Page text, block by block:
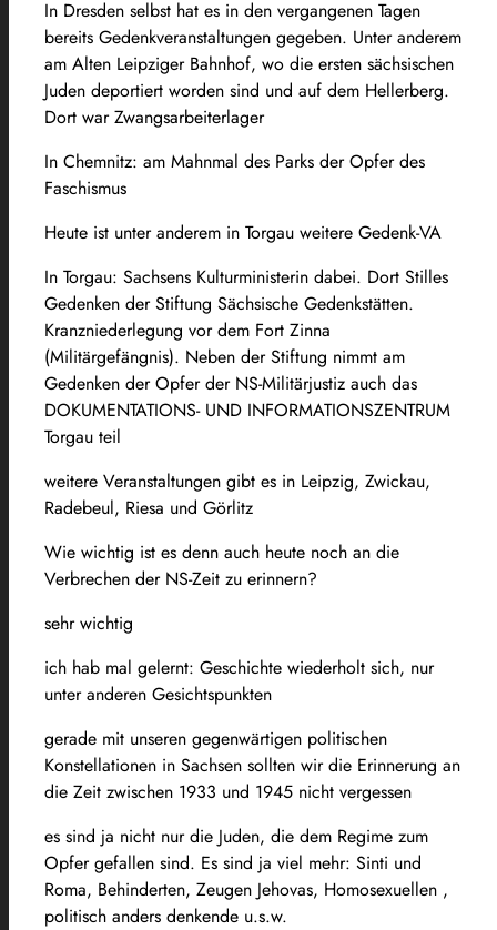
In Dresden selbst hat es in den vergangenen Tagen
bereits Gedenkveranstaltungen gegeben. Unter anderem
am Alten Leipziger Bahnhof, wo die ersten sächsischen
Juden deportiert worden sind und auf dem Hellerberg.
Dort war Zwangsarbeiterlager
In Chemnitz: am Mahnmal des Parks der Opfer des
Faschismus
Heute ist unter anderem in Torgau weitere Gedenk-VA
In Torgau: Sachsens Kulturministerin dabei. Dort Stilles
Gedenken der Stiftung Sächsische Gedenkstätten.
Kranzniederlegung vor dem Fort Zinna
(Militärgefängnis). Neben der Stiftung nimmt am
Gedenken der Opfer der NS-Militärjustiz auch das
DOKUMENTATIONS- UND INFORMATIONSZENTRUM
Torgau teil
weitere Veranstaltungen gibt es in Leipzig, Zwickau,
Radebeul, Riesa und Görlitz
Wie wichtig ist es denn auch heute noch an die
Verbrechen der NS-Zeit zu erinnern?
sehr wichtig
ich hab mal gelernt: Geschichte wiederholt sich, nur
unter anderen Gesichtspunkten
gerade mit unseren gegenwärtigen politischen
Konstellationen in Sachsen sollten wir die Erinnerung an
die Zeit zwischen 1933 und 1945 nicht vergessen
es sind ja nicht nur die Juden, die dem Regime zum
Opfer gefallen sind. Es sind ja viel mehr: Sinti und
Roma, Behinderten, Zeugen Jehovas, Homosexuellen ,
politisch anders denkende u.s.w.